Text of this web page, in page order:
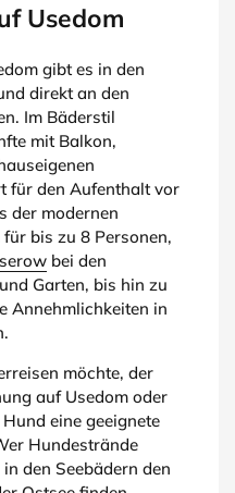
Usedom
gibt es in den
direkt an den
Im Bäderstil
mit Balkon,
für den Aufenthalt vor
der modernen
bis zu 8 Personen,
bei den
Garten, bis hin zu
Annehmlichkeiten in
möchte, der
auf Usedom oder
eine geeignete
Hundestrände
den Seebädern den